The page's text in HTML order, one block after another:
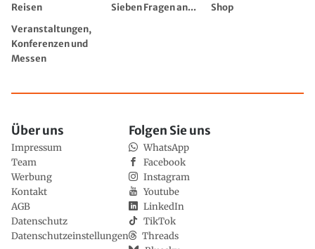
Reisen
Sieben Fragen an...
Shop
Veranstaltungen,
Konferenzen und
Messen
Über uns
Impressum
Team
Werbung
Kontakt
AGB
Datenschutz
Datenschutzeinstellungen
Folgen Sie uns
WhatsApp
Facebook
Instagram
Youtube
LinkedIn
TikTok
Threads